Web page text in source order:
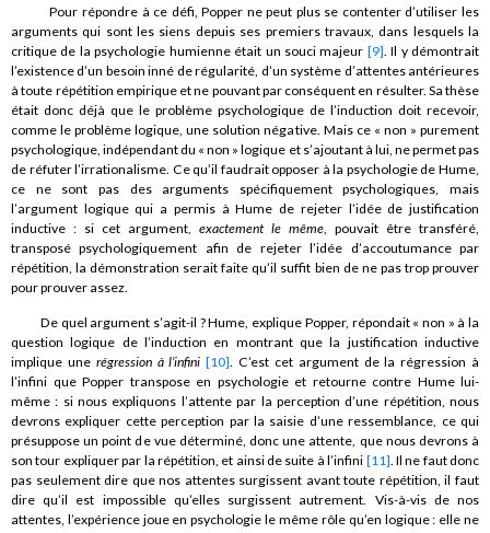
Pour répondre à ce défi, Popper ne peut plus se contenter d’utiliser les
arguments qui sont les siens depuis ses premiers travaux, dans lesquels la
critique de la psychologie humienne était un souci majeur [9]. Il y démontrait
l’existence d’un besoin inné de régularité, d’un système d’attentes antérieures
à toute répétition empirique et ne pouvant par conséquent en résulter. Sa thèse
était donc déjà que le problème psychologique de l’induction doit recevoir,
comme le problème logique, une solution négative. Mais ce « non » purement
psychologique, indépendant du « non » logique et s’ajoutant à lui, ne permet pas
de réfuter l’irrationalisme. Ce qu’il faudrait opposer à la psychologie de Hume,
ce ne sont pas des arguments spécifiquement psychologiques, mais
l’argument logique qui a permis à Hume de rejeter l’idée de justification
inductive : si cet argument, exactement le même, pouvait être transféré,
transposé psychologiquement afin de rejeter l’idée d’accoutumance par
répétition, la démonstration serait faite qu’il suffit bien de ne pas trop prouver
pour prouver assez.
De quel argument s’agit-il ? Hume, explique Popper, répondait « non » à la
question logique de l’induction en montrant que la justification inductive
implique une régression à l’infini [10]. C’est cet argument de la régression à
l’infini que Popper transpose en psychologie et retourne contre Hume lui-
même : si nous expliquons l’attente par la perception d’une répétition, nous
devrons expliquer cette perception par la saisie d’une ressemblance, ce qui
présuppose un point de vue déterminé, donc une attente, que nous devrons à
son tour expliquer par la répétition, et ainsi de suite à l’infini [11]. Il ne faut donc
pas seulement dire que nos attentes surgissent avant toute répétition, il faut
dire qu’il est impossible qu’elles surgissent autrement. Vis-à-vis de nos
attentes, l’expérience joue en psychologie le même rôle qu’en logique : elle ne